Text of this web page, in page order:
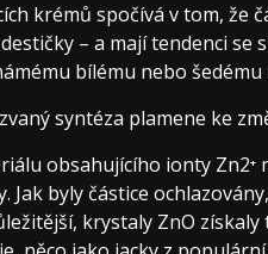
krémů spočívá v tom, že
– a mají tendenci
bílému nebo
syntéza plamene ke
obsahujícího ionty Zn2⁺
Jak byly částice
krystaly ZnO